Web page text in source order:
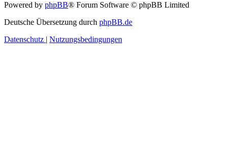
Powered by phpBB® Forum Software © phpBB Limited
Deutsche Übersetzung durch phpBB.de
Datenschutz | Nutzungsbedingungen